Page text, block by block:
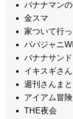
バナナマン
金スマ
家ついて行
パパジャニ
バナナサンド
イキスギさ
週刊さんま
アイアム冒
THE夜会